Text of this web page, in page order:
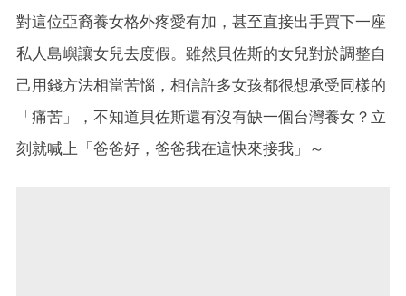
對這位亞裔養女格外疼愛有加，甚至直接出手買下一座
私人島嶼讓女兒去度假。雖然貝佐斯的女兒對於調整自
己用錢方法相當苦惱，相信許多女孩都很想承受同樣的
「痛苦」，不知道貝佐斯還有沒有缺一個台灣養女？立
刻就喊上「爸爸好，爸爸我在這快來接我」～